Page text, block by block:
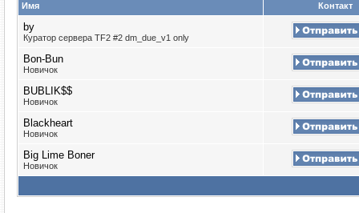
Имя Контакт
by
Куратор сервера TF2 #2 dm_due_v1 only
Bon-Bun
Новичок
BUBLIK$$
Новичок
Blackheart
Новичок
Big Lime Boner
Новичок